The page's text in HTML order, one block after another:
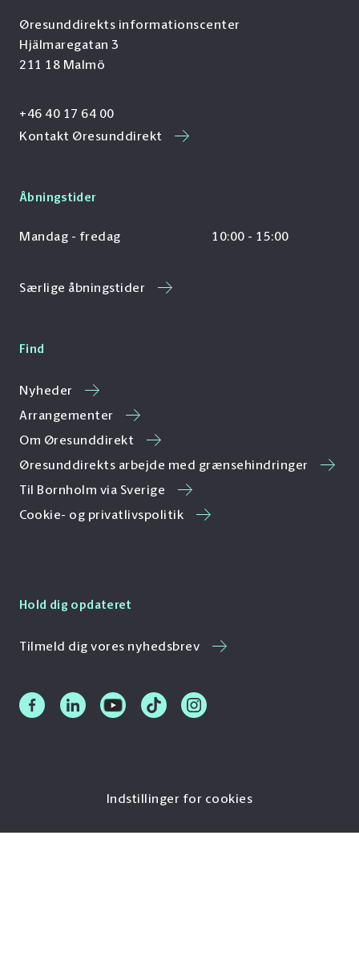
Øresunddirekts informationscenter
Hjälmaregatan 3
211 18 Malmö
+46 40 17 64 00
Kontakt Øresunddirekt
Åbningstider
Mandag - fredag 10:00 - 15:00
Særlige åbningstider
Find
Nyheder
Arrangementer
Om Øresunddirekt
Øresunddirekts arbejde med grænsehindringer
Til Bornholm via Sverige
Cookie- og privatlivspolitik
Hold dig opdateret
Tilmeld dig vores nyhedsbrev
Indstillinger for cookies